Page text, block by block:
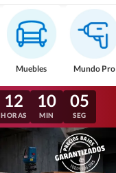
Muebles Mundo Pro
12
HORAS
10
MIN
02
SEG